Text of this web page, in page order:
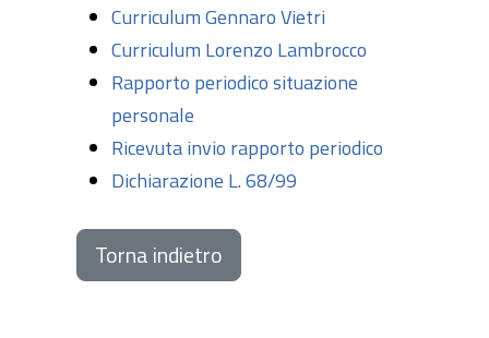
Curriculum Gennaro Vietri
Curriculum Lorenzo Lambrocco
Rapporto periodico situazione
personale
Ricevuta invio rapporto periodico
Dichiarazione L. 68/99
Torna indietro